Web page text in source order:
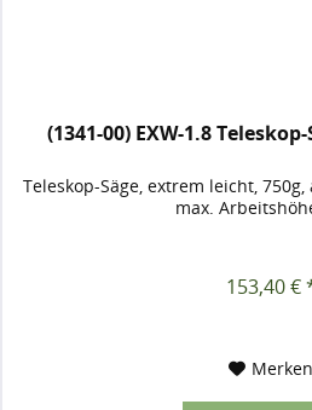
(1341-00) EXW-1.8
Teleskop-Säge, extrem leicht,
max.
153,40 €
Merken